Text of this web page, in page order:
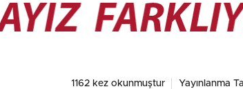
1162 kez okunmuştur Yayınlanma